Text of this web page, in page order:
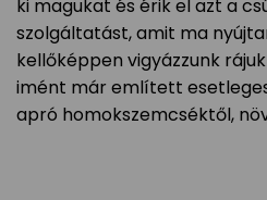
ki magukat és érik el azt a
szolgáltatást, amit ma
kellőképpen vigyázzunk
imént már említett
apró homokszemcséktől,